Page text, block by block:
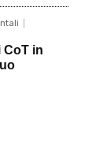
CoT in